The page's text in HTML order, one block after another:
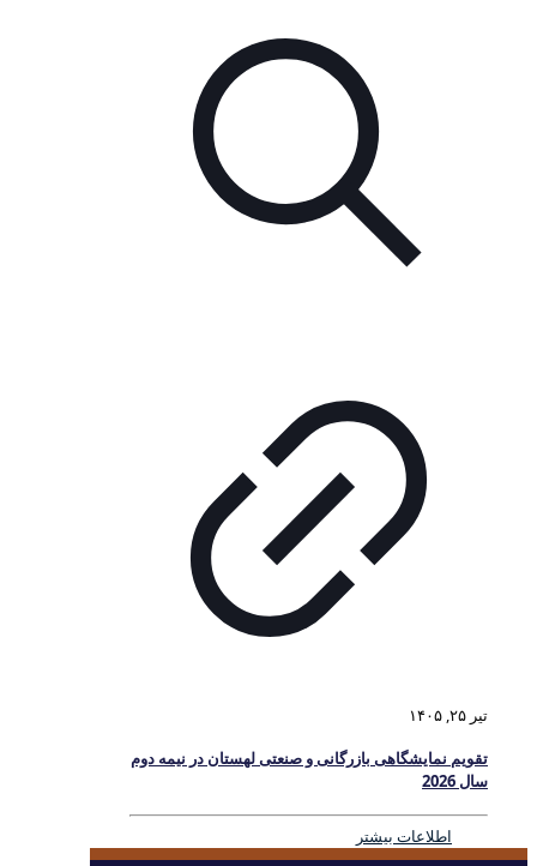
تیر ۲۵, ۱۴۰۵
تقویم نمایشگاهی بازرگانی و صنعتی لهستان در نیمه دوم
سال 2026
اطلاعات بیشتر